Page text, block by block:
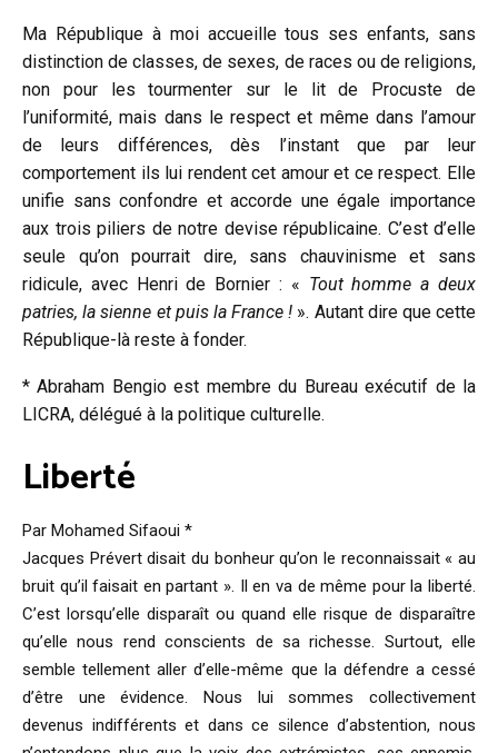
Ma République à moi accueille tous ses enfants, sans
distinction de classes, de sexes, de races ou de religions,
non pour les tourmenter sur le lit de Procuste de
l’uniformité, mais dans le respect et même dans l’amour
de leurs différences, dès l’instant que par leur
comportement ils lui rendent cet amour et ce respect. Elle
unifie sans confondre et accorde une égale importance
aux trois piliers de notre devise républicaine. C’est d’elle
seule qu’on pourrait dire, sans chauvinisme et sans
ridicule, avec Henri de Bornier : « Tout homme a deux
patries, la sienne et puis la France ! ». Autant dire que cette
République-là reste à fonder.
* Abraham Bengio est membre du Bureau exécutif de la
LICRA, délégué à la politique culturelle.
Liberté
Par Mohamed Sifaoui *
Jacques Prévert disait du bonheur qu’on le reconnaissait « au
bruit qu’il faisait en partant ». Il en va de même pour la liberté.
C’est lorsqu’elle disparaît ou quand elle risque de disparaître
qu’elle nous rend conscients de sa richesse. Surtout, elle
semble tellement aller d’elle-même que la défendre a cessé
d’être une évidence. Nous lui sommes collectivement
devenus indifférents et dans ce silence d’abstention, nous